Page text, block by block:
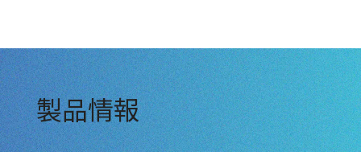
製品情報